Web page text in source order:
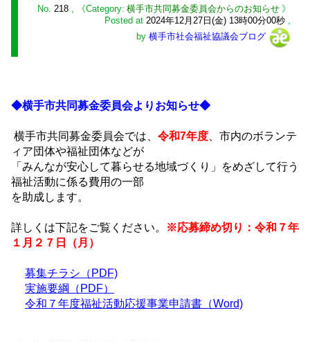
No. 218
横手市共同募金委員会からのお知らせ
Posted at 2024年12月27日(金) 13時00分00秒
by 横手市社会福祉協議会ブログ
◆横手市共同募金委員会よりお知らせ◆
横手市共同募金委員会では、 令和7年度 、市内のボランテ
ィア団体や福祉団体などが
「みんなが安心して暮らせる地域づくり」をめざして行う
福祉活動に係る費用の一部
を助成します。
詳しくは下記をご覧ください。
※応募締め切り：令和７年
１月２７日（月）
募集チラシ（PDF)
実施要綱（PDF）
令和７年度福祉活動応援事業申請書（Word)